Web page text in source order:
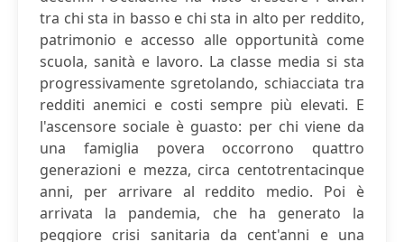
tra chi sta in basso e chi sta in alto per reddito,
patrimonio e accesso alle opportunità come
scuola, sanità e lavoro. La classe media si sta
progressivamente sgretolando, schiacciata tra
redditi anemici e costi sempre più elevati. E
l'ascensore sociale è guasto: per chi viene da
una famiglia povera occorrono quattro
generazioni e mezza, circa centotrentacinque
anni, per arrivare al reddito medio. Poi è
arrivata la pandemia, che ha generato la
peggiore crisi sanitaria da cent'anni e una